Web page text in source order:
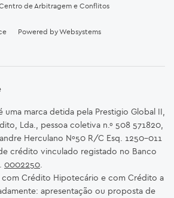
de Arbitragem e Conflitos
Powered byWebsystems
uma marca detida pela Prestigio Global II,
Lda., pessoa coletiva n.º 508 571820,
Herculano Nº50 R/C Esq. 1250-011
crédito vinculado registado no Banco
0002250.
com Crédito Hipotecário e com Crédito a
apresentação ou proposta de